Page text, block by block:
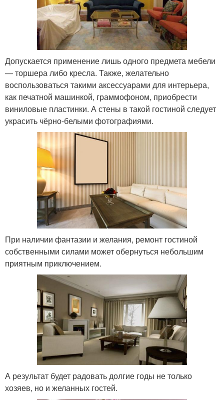
Допускается применение лишь одного предмета мебели
— торшера либо кресла. Также, желательно
воспользоваться такими аксессуарами для интерьера,
как печатной машинкой, граммофоном, приобрести
виниловые пластинки. А стены в такой гостиной следует
украсить чёрно-белыми фотографиями.
При наличии фантазии и желания, ремонт гостиной
собственными силами может обернуться небольшим
приятным приключением.
А результат будет радовать долгие годы не только
хозяев, но и желанных гостей.